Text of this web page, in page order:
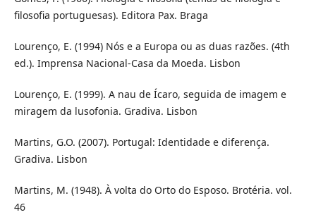
filosofia portuguesas). Editora Pax. Braga
Lourenço, E. (1994) Nós e a Europa ou as duas razões. (4th
ed.). Imprensa Nacional-Casa da Moeda. Lisbon
Lourenço, E. (1999). A nau de Ícaro, seguida de imagem e
miragem da lusofonia. Gradiva. Lisbon
Martins, G.O. (2007). Portugal: Identidade e diferença.
Gradiva. Lisbon
Martins, M. (1948). À volta do Orto do Esposo. Brotéria. vol.
46